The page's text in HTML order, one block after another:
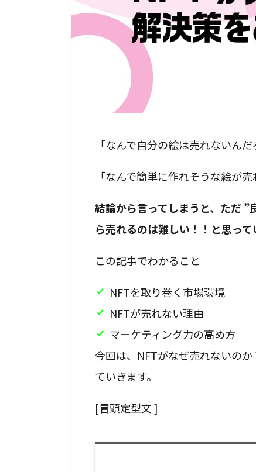
「なんで自分の絵は売れないんだ
「なんで簡単に作れそうな絵が売
結論から言ってしまうと、ただ
ら売れるのは難しい！！と思って
この記事でわかること
NFTを取り巻く市場環境
NFTが売れない理由
マーケティング力の高め方
今回は、NFTがなぜ売れないの
ていきます。
[冒頭定型文 ]